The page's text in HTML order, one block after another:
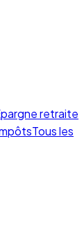
retraite
Tous les